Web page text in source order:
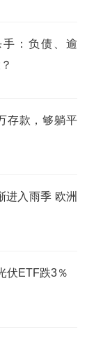
手：负债、逾
存款，够躺平
进入雨季 欧洲
伏ETF跌3％